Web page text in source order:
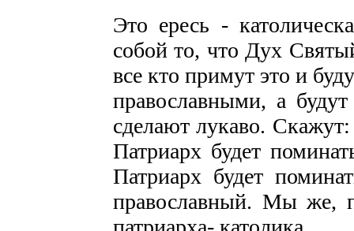
Это ересь -
собой то, что Дух
все кто примут это и
православными, а
сделают лукаво.
Патриарх будет
Патриарх будет
православный. Мы же,